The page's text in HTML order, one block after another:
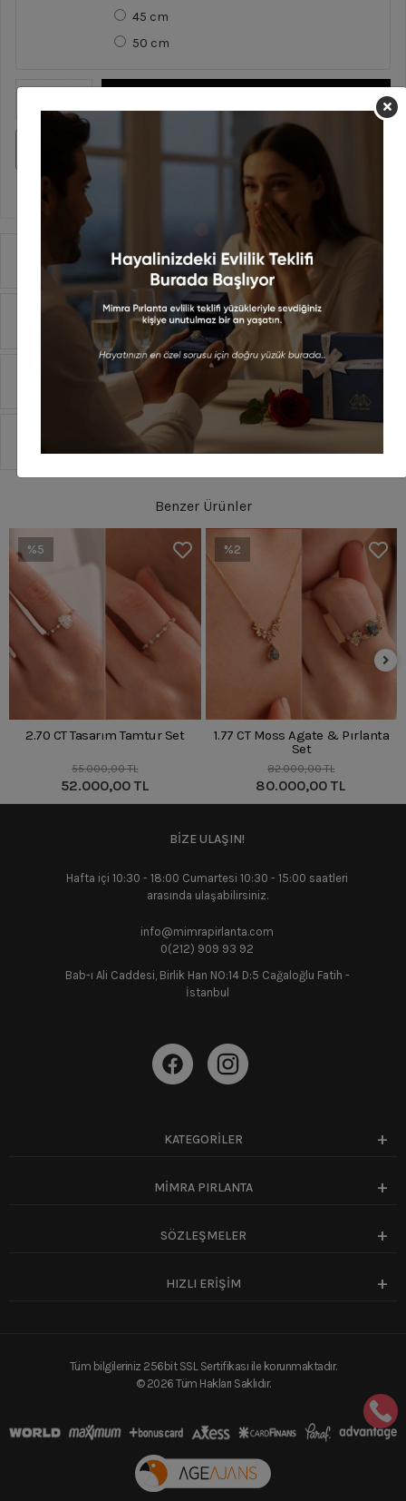
45 cm
50 cm
WHATSAPP İLE SİPARİŞ VER
En geç 13 Ağustos Perşembe günü kargoda!
Ürün Özellikleri
Yorumlar
Taksit Seçenekleri
Sipariş Ve Teslimat
Benzer Ürünler
%5
2.70 CT Tasarım Tamtur Set
55.000,00 TL
52.000,00 TL
%2
1.77 CT Moss Agate & Pırlanta
Set
82.000,00 TL
80.000,00 TL
BİZE ULAŞIN!
Hafta içi 10:30 - 18:00 Cumartesi 10:30 - 15:00 saatleri
arasında ulaşabilirsiniz.
info@mimrapirlanta.com
0(212) 909 93 92
Bab-ı Ali Caddesi, Birlik Han NO:14 D:5 Cağaloğlu Fatih -
İstanbul
KATEGORİLER
MİMRA PIRLANTA
SÖZLEŞMELER
HIZLI ERİŞİM
Tüm bilgileriniz 256bit SSL Sertifikası ile korunmaktadır.
© 2026 Tüm Hakları Saklıdır.